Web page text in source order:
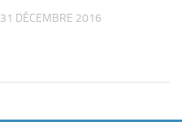
31 DÉCEMBRE 2016